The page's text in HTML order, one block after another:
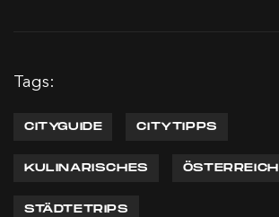
Tags:
CITYGUIDE CITYTIPPS
KULINARISCHES ÖSTERREICH
STÄDTETRIPS